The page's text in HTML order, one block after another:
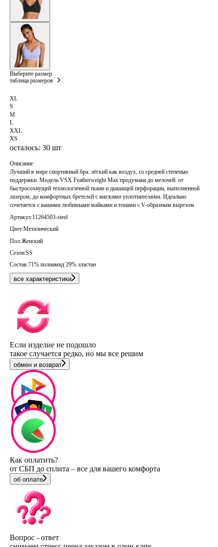
Выберите размер
таблица размеров
XL
S
M
L
XXL
XS
осталось: 30 шт
Описание
Лучший в мире спортивный бра: лёгкий как воздух, со средней степенью
поддержки. Модель VSX Featherweight Max продумана до мелочей: от
быстросохнущей технологичной ткани и дышащей перфорации, выполненной
лазером, до комфортных бретелей с мягкими уплотнителями. Идеально
сочетается с вашими любимыми майками и топами с V-образным вырезом.
Артикул:11264503-steel
Цвет:Металический
Пол:Женский
Сезон:SS
Состав:71% полиамид 29% эластан
все характеристики
Если изделие не подошло
такое случается редко, но мы все решим
обмен и возврат
Как оплатить?
от СБП до сплита – все для вашего комфорта
об оплате
Вопрос - ответ